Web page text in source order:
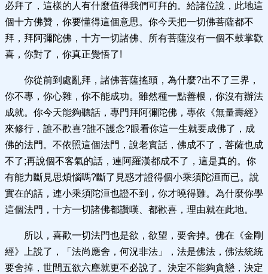
必拜了，這樣的人有什麼值得我們可拜的。給諸位說，此地這
個十方佛贊，你要懂得這個意思。你今天把一切佛菩薩都不
拜，拜阿彌陀佛，十方一切諸佛、所有菩薩沒有一個不鼓掌歡
喜，你對了，你真正覺悟了!
你從前到處亂拜，諸佛菩薩搖頭，為什麼?出不了三界，
你不專，你心雜，你不能成功。雖然種一點善根，你沒有辦法
成就。你今天能夠聽話，專門拜阿彌陀佛，專依《無量壽經》
來修行，誰不歡喜?誰不護念?眼看你這一生就要成佛了，成
佛的法門。不依照這個法門，說老實話，佛成不了，菩薩也成
不了;再說個不客氣的話，連阿羅漢都成不了，這是真的。你
有能力斷見思煩惱嗎?斷了見惑才證得個小乘須陀洹而已。說
實在的話，連小乘須陀洹也證不到，你才曉得難。為什麼你學
這個法門，十方一切諸佛都讚嘆、都歡喜，理由就在此地。
所以，喜歡一切法門也是欲，欲望，要舍掉。佛在《金剛
經》上說了，「法尚應舍，何況非法」，法是佛法，佛法統統
要舍掉，世間五欲六塵就更不必說了。決定不能夠貪戀，決定